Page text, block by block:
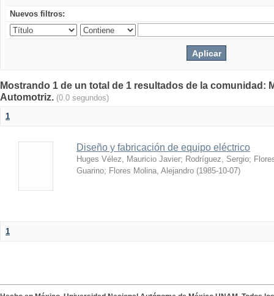
Nuevos filtros:
Mostrando 1 de un total de 1 resultados de la comunidad:
Automotriz. (0.0 segundos)
1
Diseño y fabricación de equipo eléctrico
Huges Vélez, Mauricio Javier; Rodríguez, Sergio;
Guarino; Flores Molina, Alejandro (1985-10-07)
1